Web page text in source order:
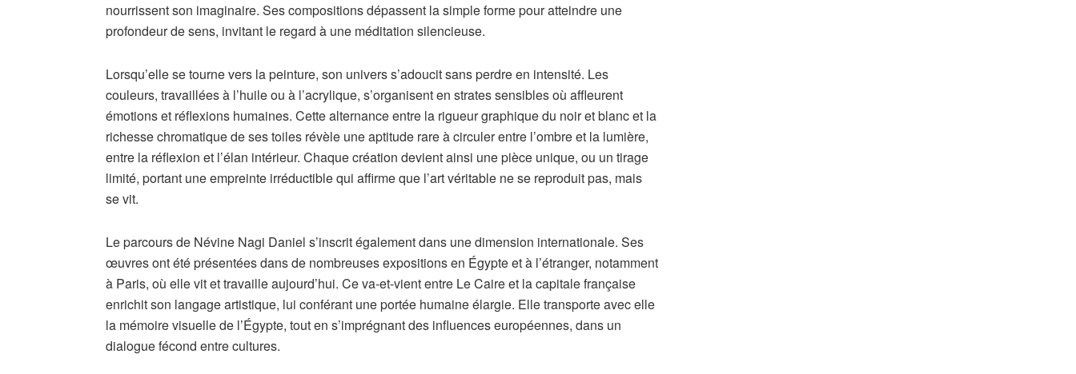
nourrissent son imaginaire. Ses compositions dépassent la simple forme pour atteindre une
profondeur de sens, invitant le regard à une méditation silencieuse.
Lorsqu’elle se tourne vers la peinture, son univers s’adoucit sans perdre en intensité. Les
couleurs, travaillées à l’huile ou à l’acrylique, s’organisent en strates sensibles où affleurent
émotions et réflexions humaines. Cette alternance entre la rigueur graphique du noir et blanc et la
richesse chromatique de ses toiles révèle une aptitude rare à circuler entre l’ombre et la lumière,
entre la réflexion et l’élan intérieur. Chaque création devient ainsi une pièce unique, ou un tirage
limité, portant une empreinte irréductible qui affirme que l’art véritable ne se reproduit pas, mais
se vit.
Le parcours de Névine Nagi Daniel s’inscrit également dans une dimension internationale. Ses
œuvres ont été présentées dans de nombreuses expositions en Égypte et à l’étranger, notamment
à Paris, où elle vit et travaille aujourd’hui. Ce va-et-vient entre Le Caire et la capitale française
enrichit son langage artistique, lui conférant une portée humaine élargie. Elle transporte avec elle
la mémoire visuelle de l’Égypte, tout en s’imprégnant des influences européennes, dans un
dialogue fécond entre cultures.